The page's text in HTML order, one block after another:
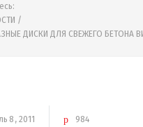
/
ДИСКИ ДЛЯ СВЕЖЕГО БЕТОНА
8 2011 984